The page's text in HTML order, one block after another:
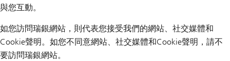
與您互動。
如您訪問瑞銀網站，則代表您接受我們的網站、社交媒體和
Cookie聲明。如您不同意網站、社交媒體和Cookie聲明，請不
要訪問瑞銀網站。